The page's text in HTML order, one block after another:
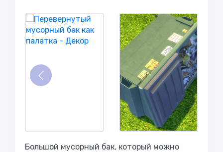
Большой мусорный бак, который можно